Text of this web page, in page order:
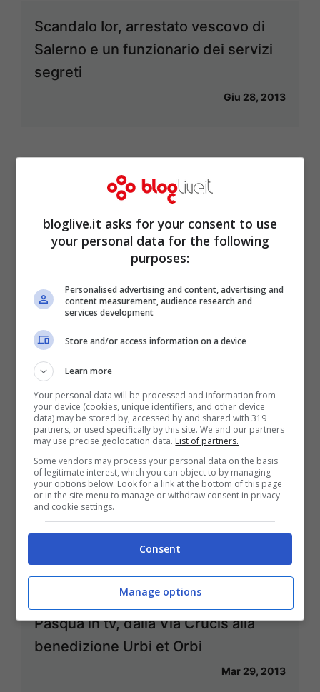
Scandalo Ior, arrestato vescovo di
Salerno e un funzionario dei servizi
segreti
Giu 28, 2013
Ministro Bonino: “Quirico è vivo,
contatto brevissimo”
Giu 6, 2013
Beppe Grillo ormai fuori controllo:
nuove offese a tutti e battuta infelice
sul Papa
Papa Francesco come Marx 150 anni
dopo: “No alla mercificazione del
lavoro e dell’uomo”
Pasqua in tv, dalla Via Crucis alla
benedizione Urbi et Orbi
Mar 29, 2013
bloglive.it asks for your consent to use
your personal data for the following
purposes:
Personalised advertising and content, advertising and
content measurement, audience research and
services development
Store and/or access information on a device
Learn more
Your personal data will be processed and information from
your device (cookies, unique identifiers, and other device
data) may be stored by, accessed by and shared with 319
partners, or used specifically by this site. We and our partners
may use precise geolocation data. List of partners.
Some vendors may process your personal data on the basis
of legitimate interest, which you can object to by managing
your options below. Look for a link at the bottom of this page
or in the site menu to manage or withdraw consent in privacy
and cookie settings.
Consent
Manage options